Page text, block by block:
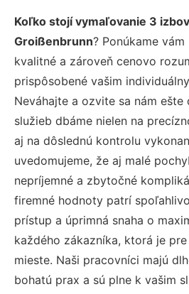
Koľko stojí vymaľovanie 3
Groißenbrunn? Ponúkame
kvalitné a zároveň cenovo
prispôsobené vašim
Neváhajte a ozvite sa nám ešte
služieb dbáme nielen na
aj na dôslednú kontrolu
uvedomujeme, že aj malé
nepríjemné a zbytočné
firemné hodnoty patrí
prístup a úprimná snaha o
každého zákazníka, ktorá je
mieste. Naši pracovníci majú
bohatú prax a sú plne k vašim